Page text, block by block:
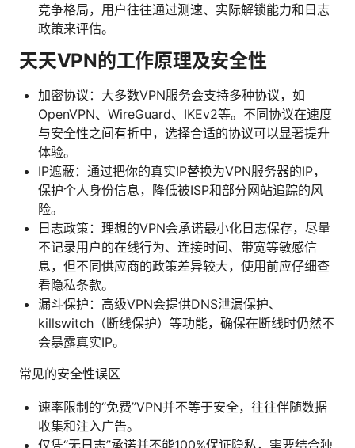
竞争格局，用户往往通过测速、实际解锁能力和日志
政策来评估。
天天VPN的工作原理及安全性
加密协议：大多数VPN服务会支持多种协议，如
OpenVPN、WireGuard、IKEv2等。不同协议在速度
与安全性之间有折中，选择合适的协议可以显著提升
体验。
IP遮蔽：通过把你的真实IP替换为VPN服务器的IP，
保护个人身份信息，降低被ISP和部分网站追踪的风
险。
日志政策：理想的VPN会承诺最小化日志保存，尽量
不记录用户的在线行为、连接时间、带宽等敏感信
息，但不同供应商的政策差异较大，使用前应仔细查
看隐私条款。
漏斗保护：高级VPN会提供DNS泄漏保护、
killswitch（断线保护）等功能，确保在断线时仍然不
会暴露真实IP。
常见的安全性误区
速率限制的“免费”VPN并不等于安全，往往伴随数据
收集和注入广告。
仅凭“无日志”承诺并不能100%保证隐私，需要结合独